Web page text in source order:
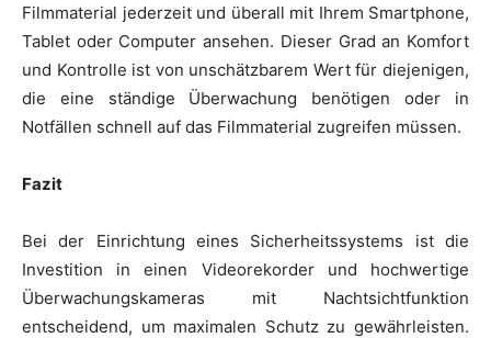
Filmmaterial jederzeit und überall mit Ihrem Smartphone,
Tablet oder Computer ansehen. Dieser Grad an Komfort
und Kontrolle ist von unschätzbarem Wert für diejenigen,
die eine ständige Überwachung benötigen oder in
Notfällen schnell auf das Filmmaterial zugreifen müssen.
Fazit
Bei der Einrichtung eines Sicherheitssystems ist die
Investition in einen Videorekorder und hochwertige
Überwachungskameras mit Nachtsichtfunktion
entscheidend, um maximalen Schutz zu gewährleisten.